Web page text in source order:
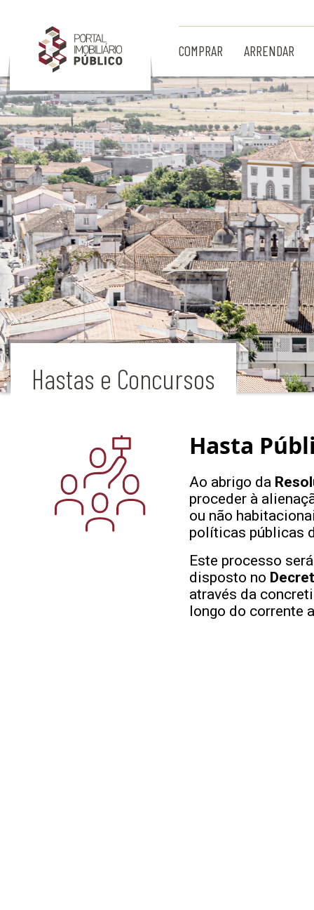
COMPRAR ARRENDAR
Hastas e Concursos
Hasta
Ao abrigo da
proceder à
ou não
políticas públicas
Este processo
disposto no
através da
longo do corrente